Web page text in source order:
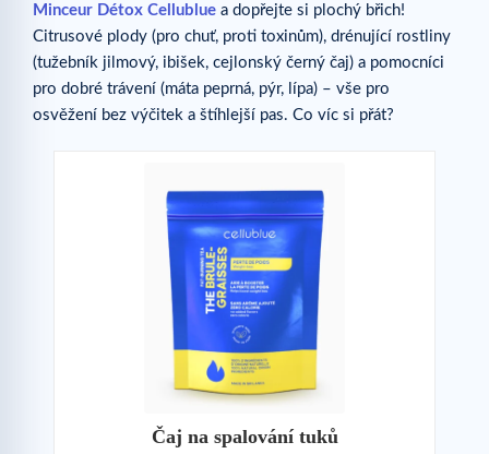
Minceur Détox Cellublue a dopřejte si plochý břich!
Citrusové plody (pro chuť, proti toxinům), drénující rostliny
(tužebník jilmový, ibišek, cejlonský černý čaj) a pomocníci
pro dobré trávení (máta peprná, pýr, lípa) – vše pro
osvěžení bez výčitek a štíhlejší pas. Co víc si přát?
Čaj na spalování tuků